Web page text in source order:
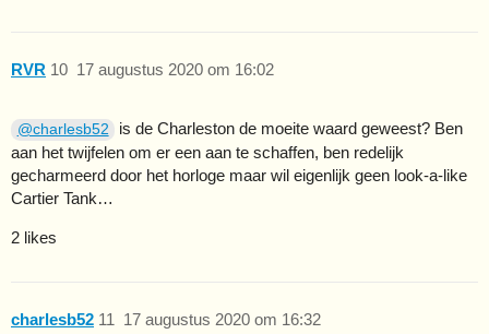
RVR 17 augustus 2020 om 16:02
10
@charlesb52
is de Charleston de moeite waard geweest? Ben
aan het twijfelen om er een aan te schaffen, ben redelijk
gecharmeerd door het horloge maar wil eigenlijk geen look-a-like
Cartier Tank…
2 likes
charlesb52 17 augustus 2020 om 16:32
11